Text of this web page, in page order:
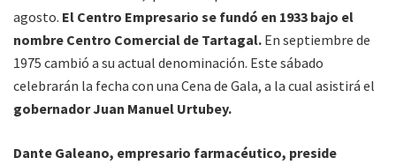
agosto. El Centro Empresario se fundó en 1933 bajo el
nombre Centro Comercial de Tartagal. En septiembre de
1975 cambió a su actual denominación. Este sábado
celebrarán la fecha con una Cena de Gala, a la cual asistirá el
gobernador Juan Manuel Urtubey.
Dante Galeano, empresario farmacéutico, preside